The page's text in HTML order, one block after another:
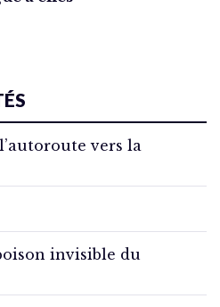
vers la
invisible du